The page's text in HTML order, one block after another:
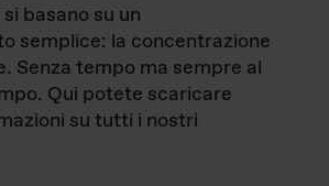
basano su un
semplice: la concentrazione
Senza tempo ma sempre al
Qui potete scaricare
su tutti i nostri